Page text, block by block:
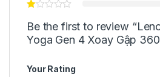
Be the first to review
Yoga Gen 4 Xoay Gập
Your Rating